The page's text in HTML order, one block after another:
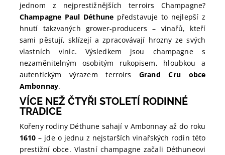
jednom z nejprestižnějších terroirs Champagne?
Champagne Paul Déthunepředstavuje to nejlepší z
hnutí takzvaných grower-producers – vinařů, kteří
sami pěstují, sklízejí a zpracovávají hrozny ze svých
vlastních vinic. Výsledkem jsou champagne s
nezaměnitelným osobitým rukopisem, hloubkou a
autentickým výrazem terroirsGrand Cru obce
Ambonnay.
VÍCE NEŽ ČTYŘI STOLETÍ RODINNÉ
TRADICE
Kořeny rodiny Déthune sahají v Ambonnay až do roku
1610 – jde o jednu z nejstarších vinařských rodin této
prestižní obce. Vlastní champagne začali Déthuneovi